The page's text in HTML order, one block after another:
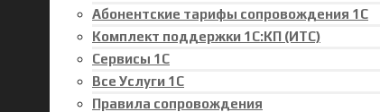
Абонентские тарифы сопровождения 1С
Комплект поддержки 1С:КП (ИТС)
Сервисы 1С
Все Услуги 1С
Правила сопровождения